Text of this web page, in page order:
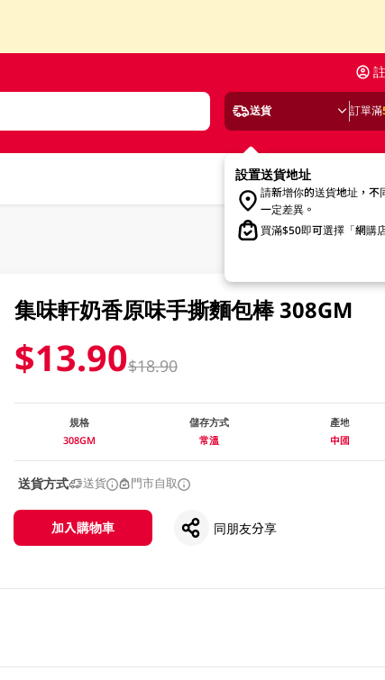
送貨 訂單滿
設置送貨地址
請新增你的送貨地址，不
一定差異。
買滿$50即可選擇「網購
集味軒奶香原味手撕麵包棒 308GM
$13.90$18.90
規格
308GM
儲存方式
常溫
產地
中國
送貨方式 送貨 門市自取
加入購物車 同朋友分享